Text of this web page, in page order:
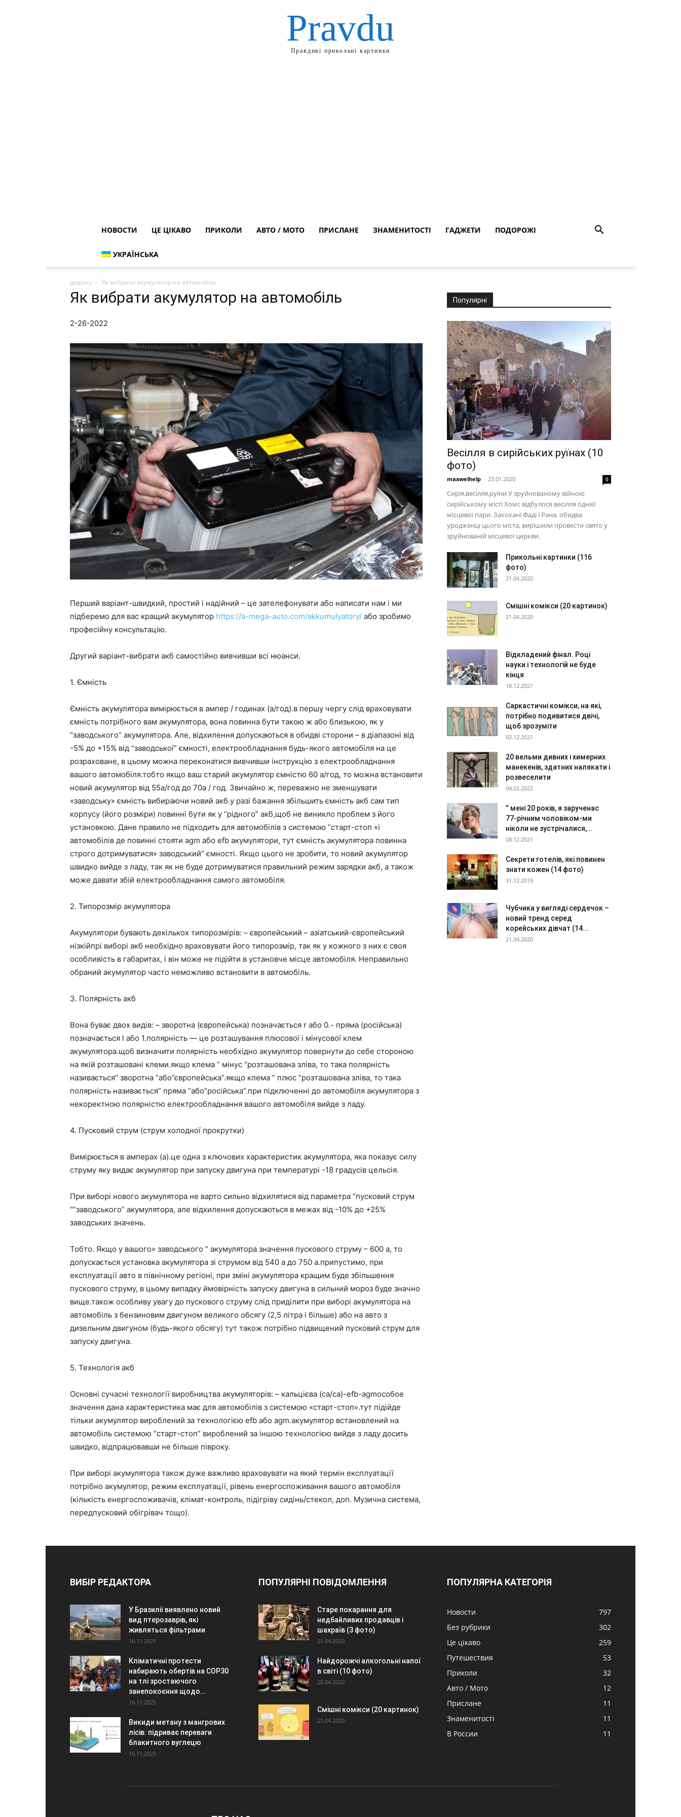
Pravdu
Правдиві прикольні картинки
НОВОСТИ ЦЕ ЦІКАВО ПРИКОЛИ АВТО / МОТО ПРИСЛАНЕ ЗНАМЕНИТОСТІ ГАДЖЕТИ ПОДОРОЖІ
УКРАЇНСЬКА
додому Як вибрати акумулятор на автомобіль
Як вибрати акумулятор на автомобіль
2-26-2022
Перший варіант-швидкий, простий і надійний – це зателефонувати або написати нам і ми
підберемо для вас кращий акумулятор https://a-mega-auto.com/akkumulyatory/ або зробимо
професійну консультацію.
Другий варіант-вибрати акб самостійно вивчивши всі нюанси.
1. Ємність
Ємність акумулятора вимірюється в ампер / годинах (а/год).в першу чергу слід враховувати
ємність потрібного вам акумулятора, вона повинна бути такою ж або близькою, як у
“заводського” акумулятора. Але, відхилення допускаються в обидві сторони – в діапазоні від
-5% до +15% від “заводської” ємності, електрообладнання будь-якого автомобіля на це
розраховане, в цьому можна переконатися вивчивши інструкцію з електрообладнання
вашого автомобіля.тобто якщо ваш старий акумулятор ємністю 60 а/год, то можна встановити
новий акумулятор від 55а/год до 70а / год. Звичайно ж, переважно не зменшувати
«заводську» ємність вибираючи новий акб.у разі бажання збільшить ємність акб сам тип
корпусу (його розміри) повинні бути як у “рідного” акб,щоб не виникло проблем з його
установкою. Дане правило не підходить для автомобілів з системою “старт-стоп «і
автомобілів де повинні стояти agm або efb акумулятори, тут ємність акумулятора повинна
строго дотримуватися» заводський” ємності. Якщо цього не зробити, то новий акумулятор
швидко вийде з ладу, так як не буде дотримуватися правильний режим зарядки акб, а також
може давати збій електрообладнання самого автомобіля.
2. Типорозмір акумулятора
Акумулятори бувають декількох типорозмірів: – європейський – азіатський-європейський
нізкійпрі виборі акб необхідно враховувати його типорозмір, так як у кожного з них є своя
особливість в габаритах, і він може не підійти в установче місце автомобіля. Неправильно
обраний акумулятор часто неможливо встановити в автомобіль.
3. Полярність акб
Вона буває двох видів: – зворотна (європейська) позначається r або 0.- пряма (російська)
позначається l або 1.полярність — це розташування плюсової і мінусової клем
акумулятора.щоб визначити полярність необхідно акумулятор повернути до себе стороною
на якій розташовані клеми.якщо клема ” мінус “розташована зліва, то така полярність
називається” зворотна “або”європейська”.якщо клема ” плюс “розташована зліва, то така
полярність називається” пряма “або”російська”.при підключенні до автомобіля акумулятора з
некоректною полярністю електрообладнання вашого автомобіля вийде з ладу.
4. Пусковий струм (струм холодної прокрутки)
Вимірюється в амперах (а).це одна з ключових характеристик акумулятора, яка показує силу
струму яку видає акумулятор при запуску двигуна при температурі -18 градусів цельсія.
При виборі нового акумулятора не варто сильно відхилятися від параметра “пусковий струм
“”заводського” акумулятора, але відхилення допускаються в межах від -10% до +25%
заводських значень.
Тобто. Якщо у вашого» заводського ” акумулятора значення пускового струму – 600 а, то
допускається установка акумулятора зі струмом від 540 а до 750 а.припустимо, при
експлуатації авто в північному регіоні, при зміні акумулятора кращим буде збільшення
пускового струму, в цьому випадку ймовірність запуску двигуна в сильний мороз буде значно
вище.також особливу увагу до пускового струму слід приділити при виборі акумулятора на
автомобіль з бензиновим двигуном великого обсягу (2,5 літра і більше) або на авто з
дизельним двигуном (будь-якого обсягу) тут також потрібно підвищений пусковий струм для
запуску двигуна.
5. Технологія акб
Основні сучасні технології виробництва акумуляторів: – кальцієва (ca/ca)-efb-agmособое
значення дана характеристика має для автомобілів з системою «старт-стоп».тут підійде
тільки акумулятор вироблений за технологією efb або agm.акумулятор встановлений на
автомобіль системою “старт-стоп” вироблений за іншою технологією вийде з ладу досить
швидко, відпрацювавши не більше півроку.
При виборі акумулятора також дуже важливо враховувати на який термін експлуатації
потрібно акумулятор, режим експлуатації, рівень енергоспоживання вашого автомобіля
(кількість енергоспоживачів, клімат-контроль, підігріву сидінь/стекол, доп. Музична система,
передпусковий обігрівач тощо).
Популярні
Весілля в сирійських руїнах (10
фото)
maxwelhelp - 23.01.2020 0
Сирія,весілля,руїни У зруйнованому війною
сирійському місті Хомс відбулося весілля однієї
місцевої пари. Закохані Фаді і Рана, обидва
уродженці цього міста, вирішили провести свято у
зруйнованій місцевої церкви.
Прикольні картинки (116
фото)
21.04.2020
Смішні комікси (20 картинок)
21.04.2020
Відкладений фінал. Році
науки і технологій не буде
кінця
18.12.2021
Саркастичні комікси, на які,
потрібно подивитися двічі,
щоб зрозуміти
02.12.2021
20 вельми дивних і химерних
манекенів, здатних налякати і
розвеселити
04.02.2022
” мені 20 років, я зарученас
77-річним чоловіком-ми
ніколи не зустрічалися,...
08.12.2021
Секрети готелів, які повинен
знати кожен (14 фото)
31.12.2019
Чубчика у вигляді сердечок –
новий тренд серед
корейських дівчат (14...
21.04.2020
ВИБІР РЕДАКТОРА
У Бразилії виявлено новий
вид птерозаврів, які
живляться фільтрами
16.11.2025
Кліматичні протести
набирають обертів на COP30
на тлі зростаючого
занепокоєння щодо...
16.11.2025
Викиди метану з мангрових
лісів: підриває переваги
блакитного вуглецю
16.11.2025
ПОПУЛЯРНІ ПОВІДОМЛЕННЯ
Старе покарання для
недбайливих продавців і
шахраїв (3 фото)
21.04.2020
Найдорожчі алкогольні напої
в світі (10 фото)
20.04.2020
Смішні комікси (20 картинок)
21.04.2020
ПОПУЛЯРНА КАТЕГОРІЯ
Новости
797
Без рубрики
302
Це цікаво
259
Путешествия
53
Приколи
32
Авто / Мото
12
Прислане
11
Знаменитості
11
В России
11